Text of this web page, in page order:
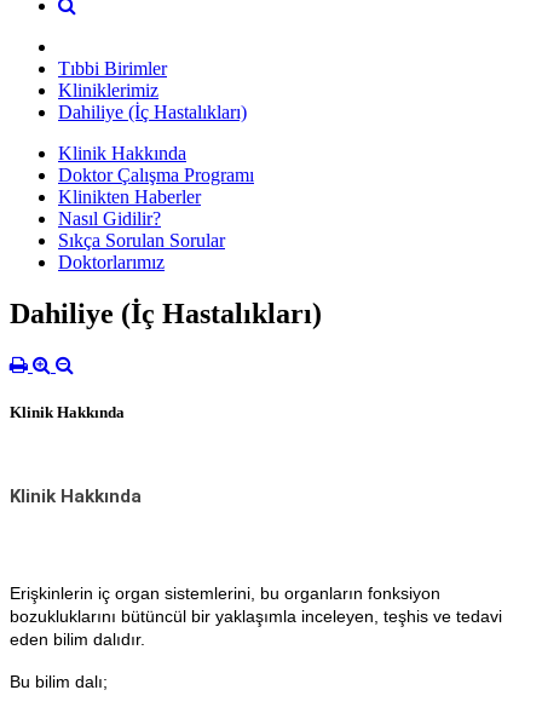
Tıbbi Birimler
Kliniklerimiz
Dahiliye (İç Hastalıkları)
Klinik Hakkında
Doktor Çalışma Programı
Klinikten Haberler
Nasıl Gidilir?
Sıkça Sorulan Sorular
Doktorlarımız
Dahiliye (İç Hastalıkları)
Klinik Hakkında
Klinik Hakkında
Erişkinlerin iç organ sistemlerini, bu organların fonksiyon
bozukluklarını bütüncül bir yaklaşımla inceleyen, teşhis ve tedavi
eden bilim dalıdır.
Bu bilim dalı;